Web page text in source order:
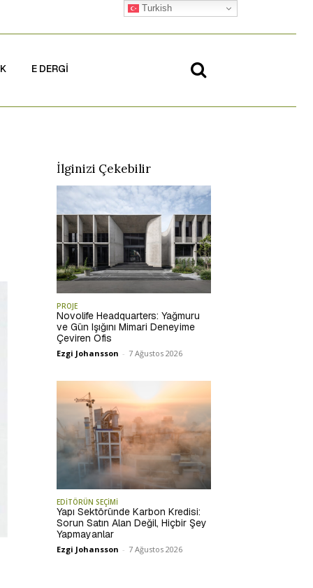
E DERGİ
İlginizi Çekebilir
PROJE
Novolife Headquarters: Yağmuru
ve Gün Işığını Mimari Deneyime
Çeviren Ofis
Ezgi Johansson - 7 Ağustos 2026
EDİTÖRÜN SEÇİMİ
Yapı Sektöründe Karbon Kredisi:
Sorun Satın Alan Değil, Hiçbir Şey
Yapmayanlar
Ezgi Johansson - 7 Ağustos 2026
Turkish